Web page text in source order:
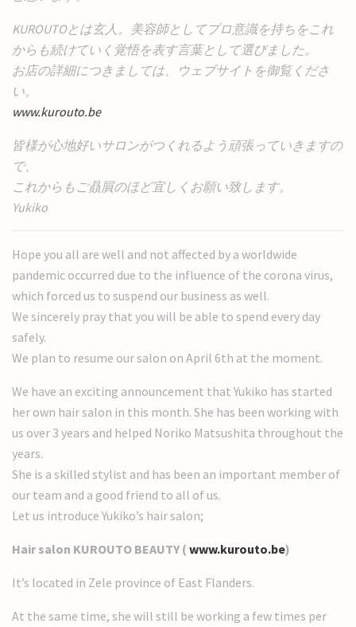
KUROUTOとは玄人。美容師としてプロ意識を持ちをこれ
からも続けていく覚悟を表す言葉として選びました。
お店の詳細につきましては、ウェブサイトを御覧くださ
い。
www.kurouto.be
皆様が心地好いサロンがつくれるよう頑張っていきますの
で、
これからもご贔屓のほど宜しくお願い致します。
Yukiko
Hope you all are well and not affected by a worldwide
pandemic occurred due to the influence of the corona virus,
which forced us to suspend our business as well.
We sincerely pray that you will be able to spend every day
safely.
We plan to resume our salon on April 6th at the moment.
We have an exciting announcement that Yukiko has started
her own hair salon in this month. She has been working with
us over 3 years and helped Noriko Matsushita throughout the
years.
She is a skilled stylist and has been an important member of
our team and a good friend to all of us.
Let us introduce Yukiko’s hair salon;
Hair salon KUROUTO BEAUTY ( www.kurouto.be)
It’s located in Zele province of East Flanders.
At the same time, she will still be working a few times per